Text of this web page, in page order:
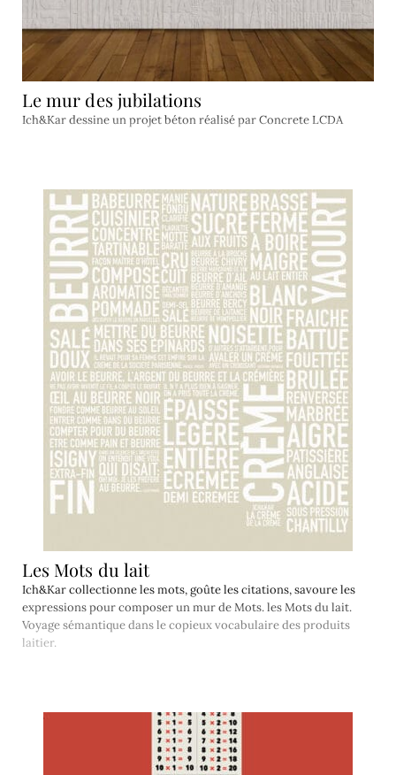
Le mur des jubilations
Ich&Kar dessine un projet béton réalisé par Concrete LCDA
Les Mots du lait
Ich&Kar collectionne les mots, goûte les citations, savoure les
expressions pour composer un mur de Mots. les Mots du lait.
Voyage sémantique dans le copieux vocabulaire des produits
laitier.